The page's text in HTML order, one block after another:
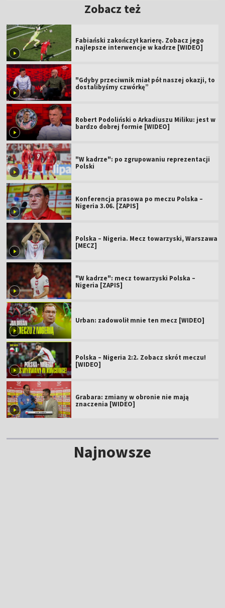
Zobacz też
Fabiański zakończył karierę. Zobacz jego
najlepsze interwencje w kadrze [WIDEO]
"Gdyby przeciwnik miał pół naszej okazji, to
dostalibyśmy czwórkę”
Robert Podoliński o Arkadiuszu Miliku: jest w
bardzo dobrej formie [WIDEO]
"W kadrze": po zgrupowaniu reprezentacji
Polski
Konferencja prasowa po meczu Polska –
Nigeria 3.06. [ZAPIS]
Polska – Nigeria. Mecz towarzyski, Warszawa
[MECZ]
"W kadrze": mecz towarzyski Polska –
Nigeria [ZAPIS]
Urban: zadowolił mnie ten mecz [WIDEO]
Polska – Nigeria 2:2. Zobacz skrót meczu!
[WIDEO]
Grabara: zmiany w obronie nie mają
znaczenia [WIDEO]
Najnowsze